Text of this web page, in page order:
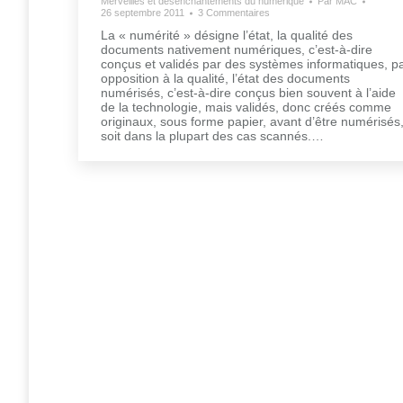
26 septembre 2011
3 Commentaires
La « numérité » désigne l’état, la qualité des
documents nativement numériques, c’est-à-dire
conçus et validés par des systèmes informatiques,
opposition à la qualité, l’état des documents
numérisés, c’est-à-dire conçus bien souvent à l’aide
de la technologie, mais validés, donc créés comme
originaux, sous forme papier, avant d’être numérisés,
soit dans la plupart des cas scannés.…